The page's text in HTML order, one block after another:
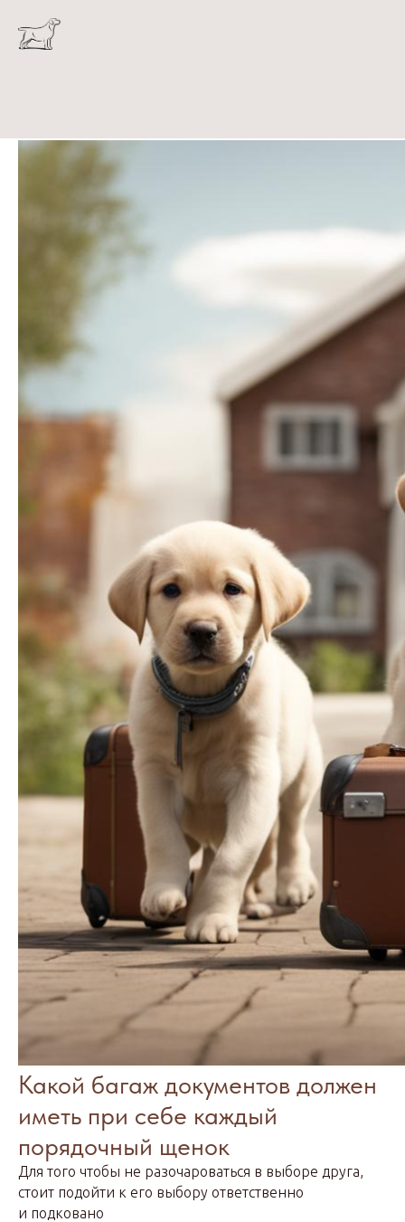
Какой багаж документов должен
иметь при себе каждый
порядочный щенок
Для того чтобы не разочароваться в выборе друга,
стоит подойти к его выбору ответственно
и подковано